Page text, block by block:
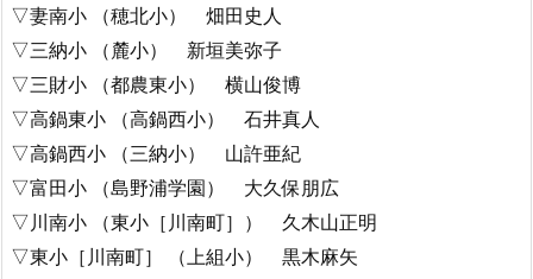
▽妻南小 （穂北小） 畑田史人
▽三納小 （麓小） 新垣美弥子
▽三財小 （都農東小） 横山俊博
▽高鍋東小 （高鍋西小） 石井真人
▽高鍋西小 （三納小） 山許亜紀
▽富田小 （島野浦学園） 大久保朋広
▽川南小 （東小［川南町］） 久木山正明
▽東小［川南町］ （上組小） 黒木麻矢